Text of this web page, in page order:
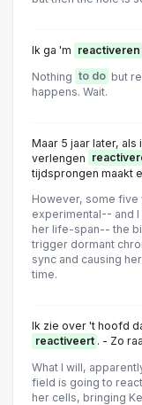
Ik ga 'm reactiveren
Nothing to do but
happens. Wait.
Maar 5 jaar later,
verlengen
tijdsprongen maakt
However, some five
experimentaI-- and
her Iife-span-- the
trigger dormant
sync and causing
time.
Ik zie over 't hoofd
reactiveert . - Zo
What I will,
field is going to
her cells, bringing